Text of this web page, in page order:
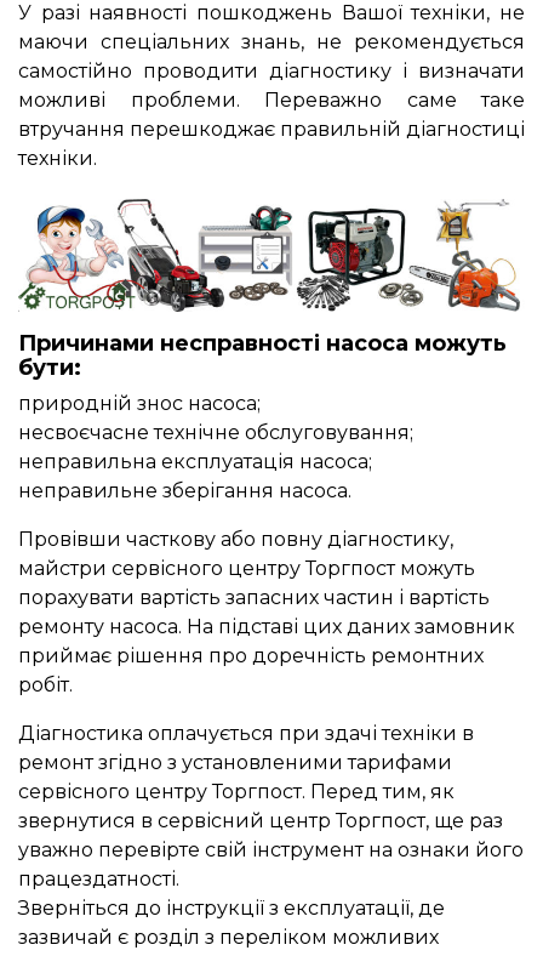
У разі наявності пошкоджень Вашої техніки, не
маючи спеціальних знань, не рекомендується
самостійно проводити діагностику і визначати
можливі проблеми. Переважно саме таке
втручання перешкоджає правильній діагностиці
техніки.
Причинами несправності насоса можуть
бути:
природній знос насоса;
несвоєчасне технічне обслуговування;
неправильна експлуатація насоса;
неправильне зберігання насоса.
Провівши часткову або повну діагностику,
майстри сервісного центру Торгпост можуть
порахувати вартість запасних частин і вартість
ремонту насоса. На підставі цих даних замовник
приймає рішення про доречність ремонтних
робіт.
Діагностика оплачується при здачі техніки в
ремонт згідно з установленими тарифами
сервісного центру Торгпост. Перед тим, як
звернутися в сервісний центр Торгпост, ще раз
уважно перевірте свій інструмент на ознаки його
працездатності.
Зверніться до інструкції з експлуатації, де
зазвичай є розділ з переліком можливих